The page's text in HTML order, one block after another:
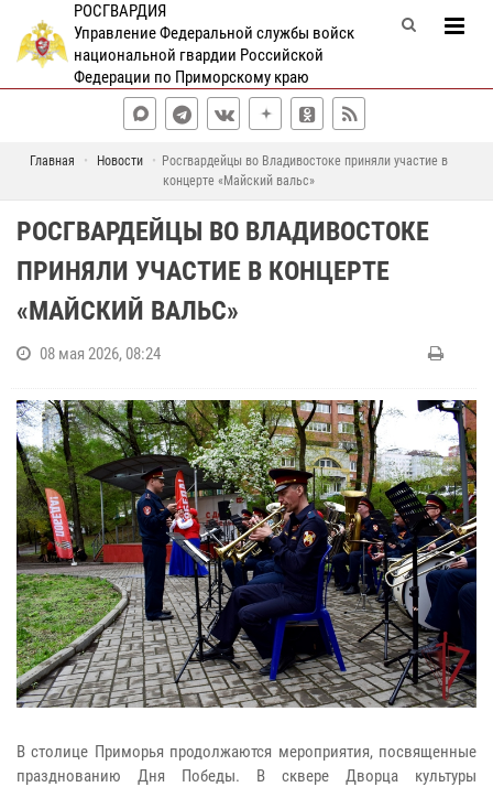
РОСГВАРДИЯ
Управление Федеральной службы войск
национальной гвардии Российской
Федерации по Приморскому краю
Главная Новости
Росгвардейцы во Владивостоке приняли участие в
концерте «Майский вальс»
РОСГВАРДЕЙЦЫ ВО ВЛАДИВОСТОКЕ
ПРИНЯЛИ УЧАСТИЕ В КОНЦЕРТЕ
«МАЙСКИЙ ВАЛЬС»
08 мая 2026, 08:24
В столице Приморья продолжаются мероприятия, посвященные
празднованию Дня Победы. В сквере Дворца культуры